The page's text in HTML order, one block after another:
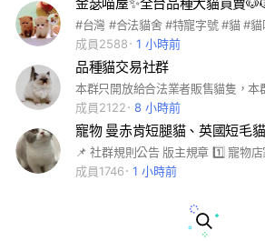
成員2588
1 小時前
品種貓交易社群
成員2122
8 小時前
成員1746
1 小時前